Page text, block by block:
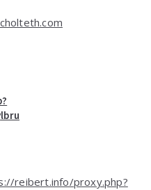
reibert.info/proxy.php?